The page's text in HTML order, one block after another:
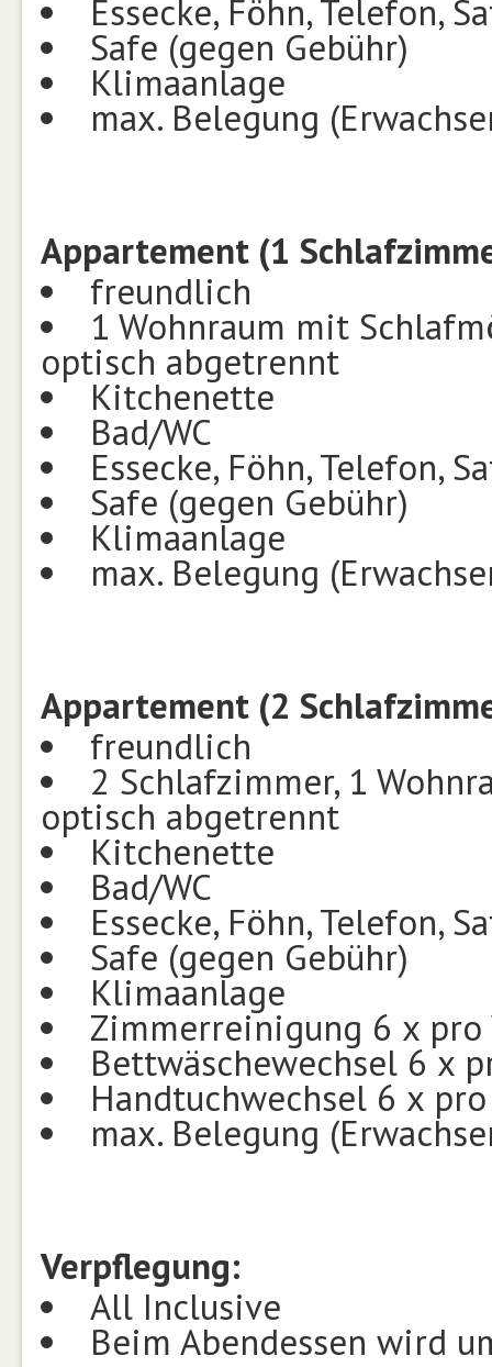
Essecke, Föhn, Telefon,
Safe (gegen Gebühr)
Klimaanlage
max. Belegung
Appartement (1
freundlich
1 Wohnraum mit
optisch abgetrennt
Kitchenette
Bad/WC
Essecke, Föhn, Telefon,
Safe (gegen Gebühr)
Klimaanlage
max. Belegung
Appartement (2
freundlich
2 Schlafzimmer, 1
optisch abgetrennt
Kitchenette
Bad/WC
Essecke, Föhn, Telefon,
Safe (gegen Gebühr)
Klimaanlage
Zimmerreinigung 6 x pro
Bettwäschewechsel 6 x
Handtuchwechsel 6 x
max. Belegung
Verpflegung:
All Inclusive
Beim Abendessen wird